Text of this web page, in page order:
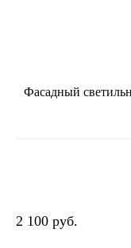
Фасадный
2 100 руб.